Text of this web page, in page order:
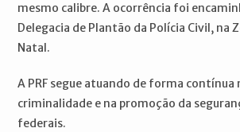
mesmo calibre. A ocorrência foi
Delegacia de Plantão da Polícia Civil, na
Natal.
A PRF segue atuando de forma contínua
criminalidade e na promoção da
federais.